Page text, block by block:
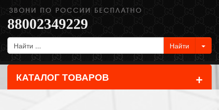
88002349229
КАТАЛОГ ТОВАРОВ +